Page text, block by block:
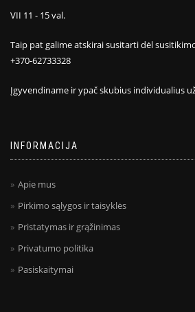
VII 11 - 15 val.
Taip pat galime atskirai susitarti dėl
+370-62733328
Įgyvendiname ir ypač skubius individualius
INFORMACIJA
Apie mus
Pirkimo sąlygos ir taisyklės
Pristatymas ir grąžinimas
Privatumo politika
Pasiskaitymai